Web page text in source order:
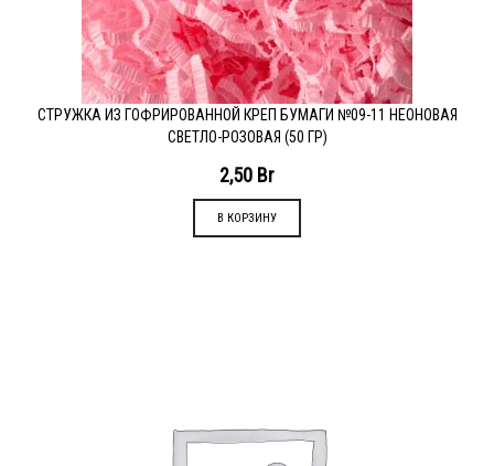
СТРУЖКА ИЗ ГОФРИРОВАННОЙ КРЕП БУМАГИ №09-11 НЕОНОВАЯ
СВЕТЛО-РОЗОВАЯ (50 ГР)
2,50 Br
В КОРЗИНУ